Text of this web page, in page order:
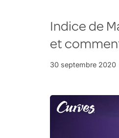
Indice de
et
30 septembre 2020